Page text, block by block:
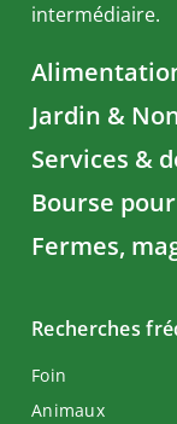
intermédiaire.
Jardin &
Services &
Bourse
Fermes,
Recherches
Foin
Animaux